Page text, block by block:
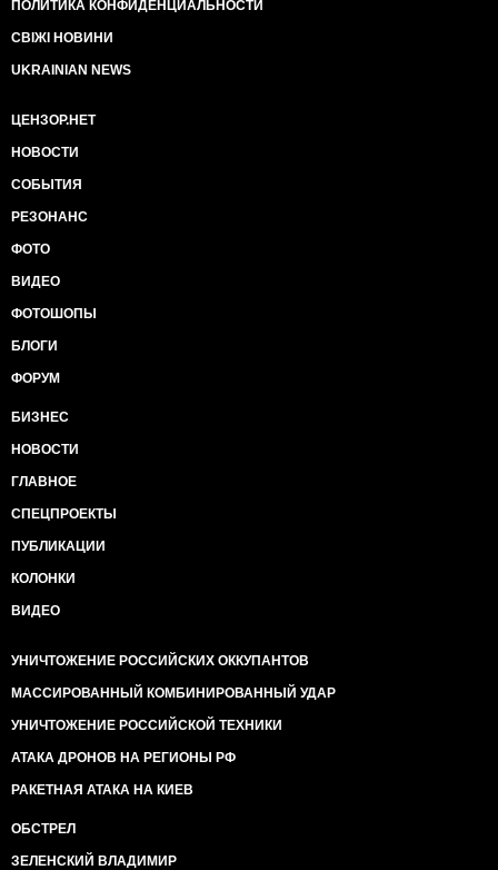
ПОЛИТИКА КОНФИДЕНЦИАЛЬНОСТИ
СВІЖІ НОВИНИ
UKRAINIAN NEWS
ЦЕНЗОР.НЕТ
НОВОСТИ
СОБЫТИЯ
РЕЗОНАНС
ФОТО
ВИДЕО
ФОТОШОПЫ
БЛОГИ
ФОРУМ
БИЗНЕС
НОВОСТИ
ГЛАВНОЕ
СПЕЦПРОЕКТЫ
ПУБЛИКАЦИИ
КОЛОНКИ
ВИДЕО
УНИЧТОЖЕНИЕ РОССИЙСКИХ ОККУПАНТОВ
МАССИРОВАННЫЙ КОМБИНИРОВАННЫЙ УДАР
УНИЧТОЖЕНИЕ РОССИЙСКОЙ ТЕХНИКИ
АТАКА ДРОНОВ НА РЕГИОНЫ РФ
РАКЕТНАЯ АТАКА НА КИЕВ
ОБСТРЕЛ
ЗЕЛЕНСКИЙ ВЛАДИМИР